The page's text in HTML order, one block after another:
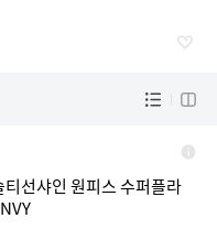
선샤인 원피스 수퍼플라